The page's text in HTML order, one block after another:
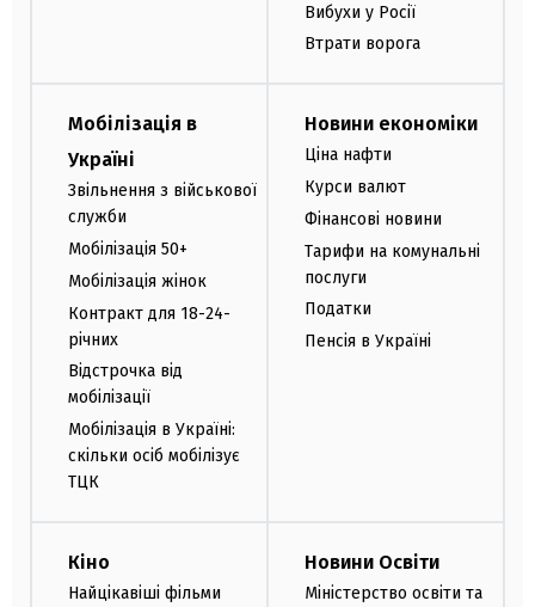
Вибухи у Росії
Втрати ворога
Мобілізація в
Україні
Звільнення з військової
служби
Мобілізація 50+
Мобілізація жінок
Контракт для 18-24-
річних
Відстрочка від
мобілізації
Мобілізація в Україні:
скільки осіб мобілізує
ТЦК
Новини економіки
Ціна нафти
Курси валют
Фінансові новини
Тарифи на комунальні
послуги
Податки
Пенсія в Україні
Кіно
Найцікавіші фільми
Новини Освіти
Міністерство освіти та